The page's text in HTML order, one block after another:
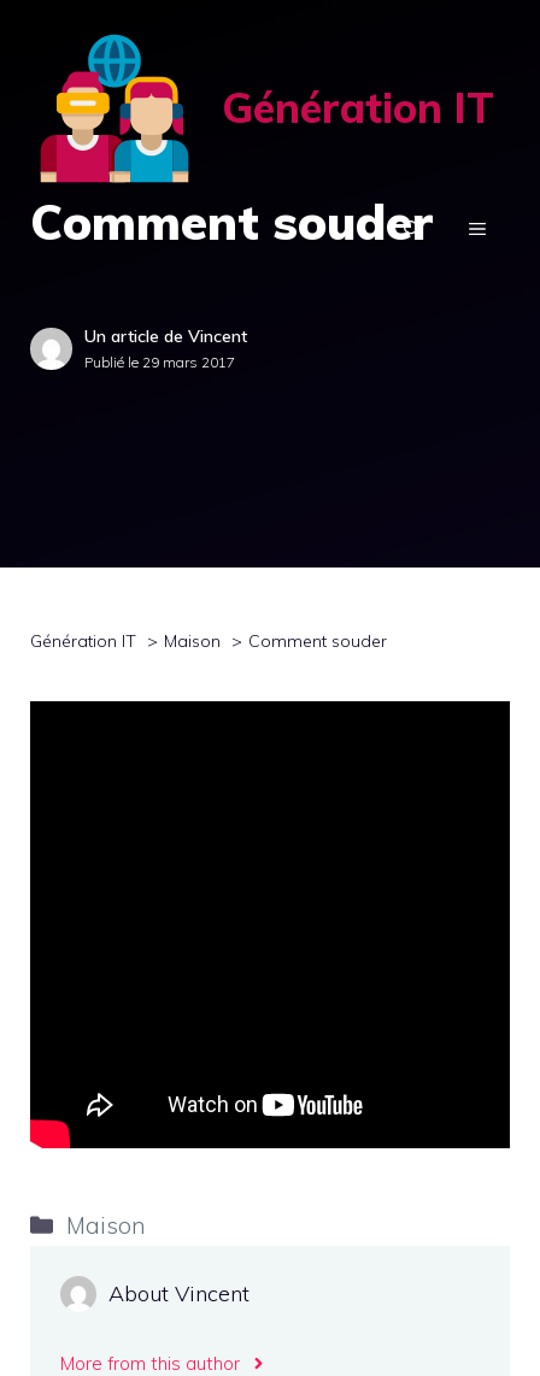
contenu
Génération IT
MENU
Comment souder
Un article de Vincent
Publié le 29 mars 2017
Génération IT Maison Comment souder
Catégories
Maison
About Vincent
More from this author